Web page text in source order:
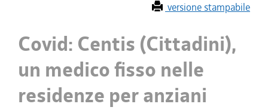
versione stampabile
Covid: Centis (Cittadini),
un medico fisso nelle
residenze per anziani